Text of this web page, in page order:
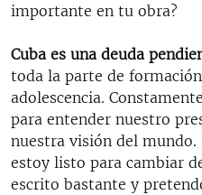
importante en tu obra?
Cuba es una deuda
toda la parte de
adolescencia.
para entender nuestro
nuestra visión del mundo.
estoy listo para cambiar
escrito bastante y